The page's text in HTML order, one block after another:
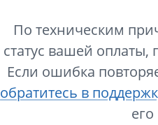
По техническим
статус вашей оплаты,
Если ошибка
обратитесь в
его